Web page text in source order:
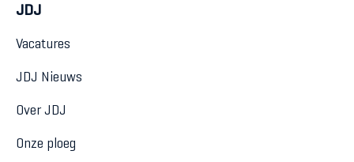
JDJ
Vacatures
JDJ Nieuws
Over JDJ
Onze ploeg